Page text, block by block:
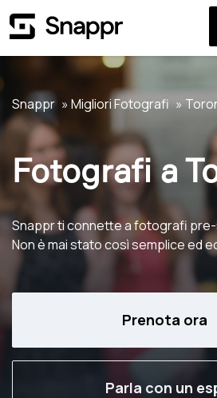
Snappr Migliori Fotografi
Fotografi a
Snappr ti connette a fotografi
Non è mai stato così semplice ed
Prenota ora
Parla con un